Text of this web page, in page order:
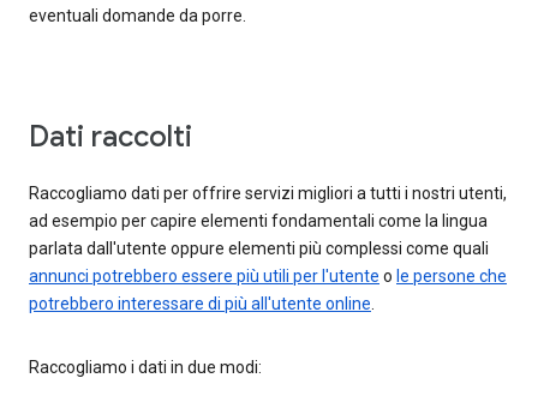
eventuali domande da porre.
Dati raccolti
Raccogliamo dati per offrire servizi migliori a tutti i nostri utenti,
ad esempio per capire elementi fondamentali come la lingua
parlata dall'utente oppure elementi più complessi come quali
annunci potrebbero essere più utili per l'utente o le persone che
potrebbero interessare di più all'utente online.
Raccogliamo i dati in due modi: